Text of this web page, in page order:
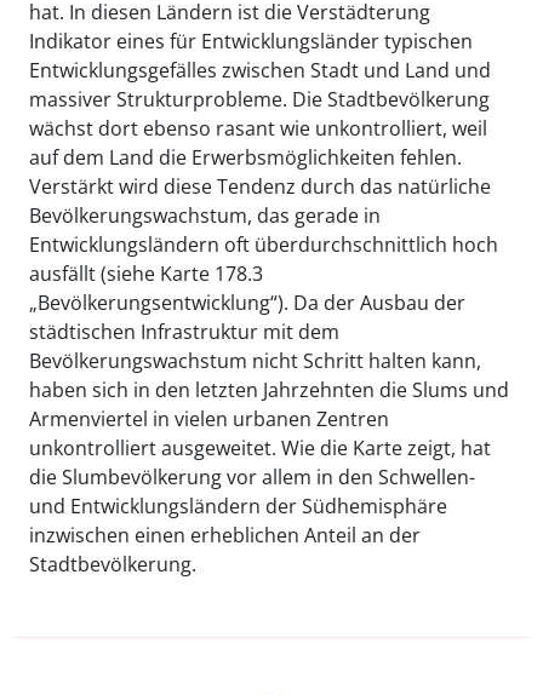
hat. In diesen Ländern ist die Verstädterung
Indikator eines für Entwicklungsländer typischen
Entwicklungsgefälles zwischen Stadt und Land und
massiver Strukturprobleme. Die Stadtbevölkerung
wächst dort ebenso rasant wie unkontrolliert, weil
auf dem Land die Erwerbsmöglichkeiten fehlen.
Verstärkt wird diese Tendenz durch das natürliche
Bevölkerungswachstum, das gerade in
Entwicklungsländern oft überdurchschnittlich hoch
ausfällt (siehe Karte 178.3
„Bevölkerungsentwicklung“). Da der Ausbau der
städtischen Infrastruktur mit dem
Bevölkerungswachstum nicht Schritt halten kann,
haben sich in den letzten Jahrzehnten die Slums und
Armenviertel in vielen urbanen Zentren
unkontrolliert ausgeweitet. Wie die Karte zeigt, hat
die Slumbevölkerung vor allem in den Schwellen-
und Entwicklungsländern der Südhemisphäre
inzwischen einen erheblichen Anteil an der
Stadtbevölkerung.